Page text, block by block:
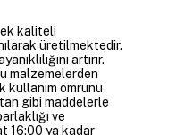
kaliteli
üretilmektedir.
artırır.
malzemelerden
kullanım ömrünü
gibi maddelerle
ve
16:00 ya kadar